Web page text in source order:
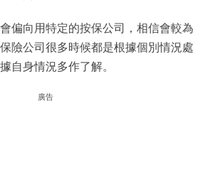
偏向用特定的按保公司，相信會較為
險公司很多時候都是根據個別情況處
自身情況多作了解。
廣告